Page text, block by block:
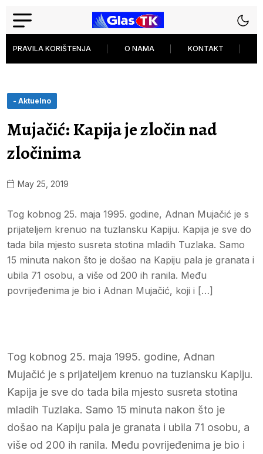
PRAVILA KORIŠTENJA O NAMA KONTAKT
- Aktuelno
Mujačić: Kapija je zločin nad
zločinima
May 25, 2019
Tog kobnog 25. maja 1995. godine, Adnan Mujačić je s
prijateljem krenuo na tuzlansku Kapiju. Kapija je sve do
tada bila mjesto susreta stotina mladih Tuzlaka. Samo
15 minuta nakon što je došao na Kapiju pala je granata i
ubila 71 osobu, a više od 200 ih ranila. Među
povrijeđenima je bio i Adnan Mujačić, koji i […]
Tog kobnog 25. maja 1995. godine, Adnan
Mujačić je s prijateljem krenuo na tuzlansku Kapiju.
Kapija je sve do tada bila mjesto susreta stotina
mladih Tuzlaka. Samo 15 minuta nakon što je
došao na Kapiju pala je granata i ubila 71 osobu, a
više od 200 ih ranila. Među povrijeđenima je bio i